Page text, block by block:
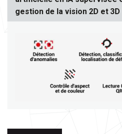
gestion de la vision 2D et 3D